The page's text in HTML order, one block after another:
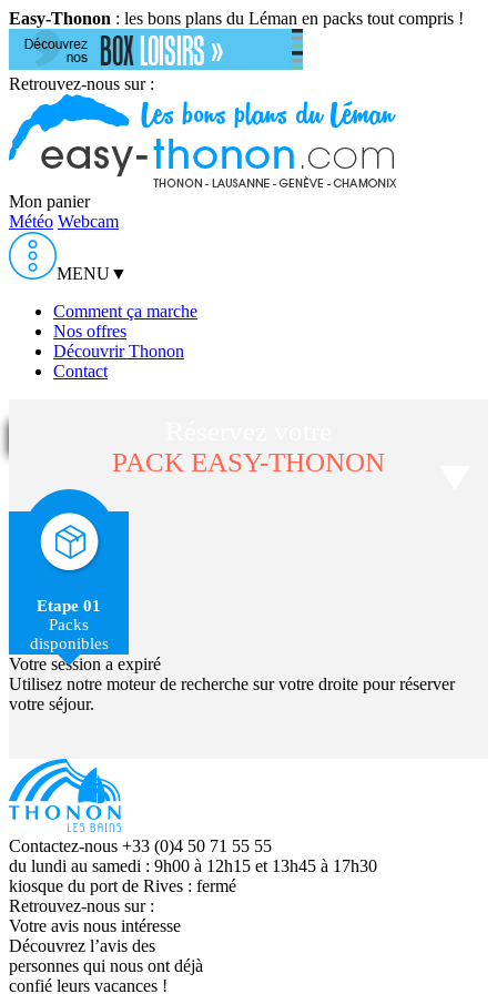
Easy-Thonon : les bons plans du Léman en packs tout compris !
Retrouvez-nous sur :
Mon panier
Météo Webcam
MENU▼
Comment ça marche
Nos offres
Découvrir Thonon
Contact
PACK EASY-THONON
Etape 01
Packs
disponibles
Votre session a expiré
Utilisez notre moteur de recherche sur votre droite pour réserver
votre séjour.
Contactez-nous +33 (0)4 50 71 55 55
du lundi au samedi : 9h00 à 12h15 et 13h45 à 17h30
kiosque du port de Rives : fermé
Retrouvez-nous sur :
Votre avis nous intéresse
Découvrez l’avis des
personnes qui nous ont déjà
confié leurs vacances !